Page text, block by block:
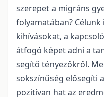
szerepet a migráns
folyamatában?
kihívásokat, a
átfogó képet adni a
segítő tényezőkről.
sokszínűség elősegíti
pozitívan hat az